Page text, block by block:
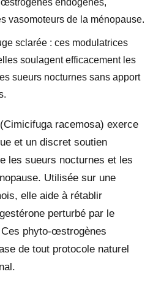
vasomoteurs de la ménopause.
sclarée : ces modulatrices
soulagent efficacement les
sueurs nocturnes sans apport
racemosa) exerce
et un discret soutien
les sueurs nocturnes et les
Utilisée sur une
elle aide à rétablir
perturbé par le
phyto-œstrogènes
de tout protocole naturel